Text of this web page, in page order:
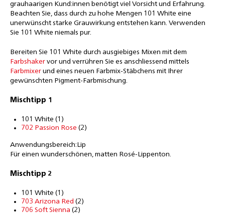
grauhaarigen Kund:innen benötigt viel Vorsicht und Erfahrung.
Beachten Sie, dass durch zu hohe Mengen 101 White eine
unerwünscht starke Grauwirkung entstehen kann. Verwenden
Sie 101 White niemals pur.
Bereiten Sie 101 White durch ausgiebiges Mixen mit dem
Farbshaker vor und verrühren Sie es anschliessend mittels
Farbmixer und eines neuen Farbmix-Stäbchens mit Ihrer
gewünschten Pigment-Farbmischung.
Mischtipp 1
101 White (1)
702 Passion Rose (2)
Anwendungsbereich:Lip
Für einen wunderschönen, matten Rosé-Lippenton.
Mischtipp 2
101 White (1)
703 Arizona Red (2)
706 Soft Sienna (2)